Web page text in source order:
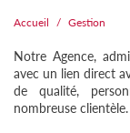
Accueil Gestion
Notre Agence,
avec un lien direct
de qualité,
nombreuse clientèle.